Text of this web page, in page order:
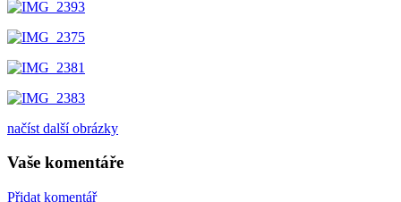
načíst další obrázky
Vaše komentáře
Přidat komentář